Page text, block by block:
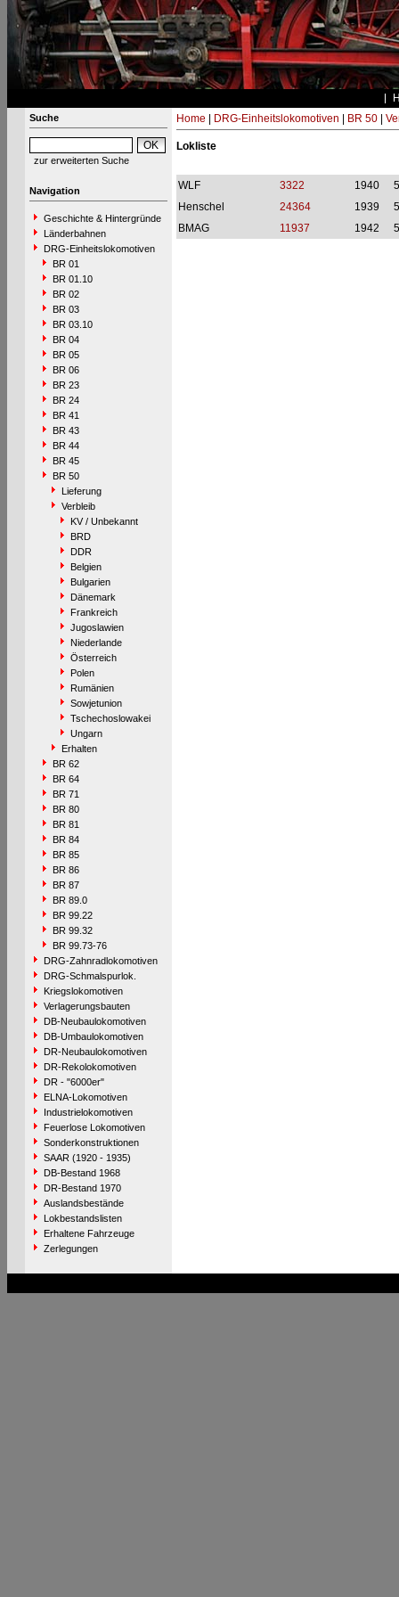
Suche
zur erweiterten Suche
Navigation
Geschichte & Hintergründe
Länderbahnen
DRG-Einheitslokomotiven
BR 01
BR 01.10
BR 02
BR 03
BR 03.10
BR 04
BR 05
BR 06
BR 23
BR 24
BR 41
BR 43
BR 44
BR 45
BR 50
Lieferung
Verbleib
KV / Unbekannt
BRD
DDR
Belgien
Bulgarien
Dänemark
Frankreich
Jugoslawien
Niederlande
Österreich
Polen
Rumänien
Sowjetunion
Tschechoslowakei
Ungarn
Erhalten
BR 62
BR 64
BR 71
BR 80
BR 81
BR 84
BR 85
BR 86
BR 87
BR 89.0
BR 99.22
BR 99.32
BR 99.73-76
DRG-Zahnradlokomotiven
DRG-Schmalspurlok.
Kriegslokomotiven
Verlagerungsbauten
DB-Neubaulokomotiven
DB-Umbaulokomotiven
DR-Neubaulokomotiven
DR-Rekolokomotiven
DR - "6000er"
ELNA-Lokomotiven
Industrielokomotiven
Feuerlose Lokomotiven
Sonderkonstruktionen
SAAR (1920 - 1935)
DB-Bestand 1968
DR-Bestand 1970
Auslandsbestände
Lokbestandslisten
Erhaltene Fahrzeuge
Zerlegungen
Home DRG-Einheitslokomotiven BR 50|
Lokliste
WLF 3322 1940
Henschel
24364 1939
BMAG
11937 1942